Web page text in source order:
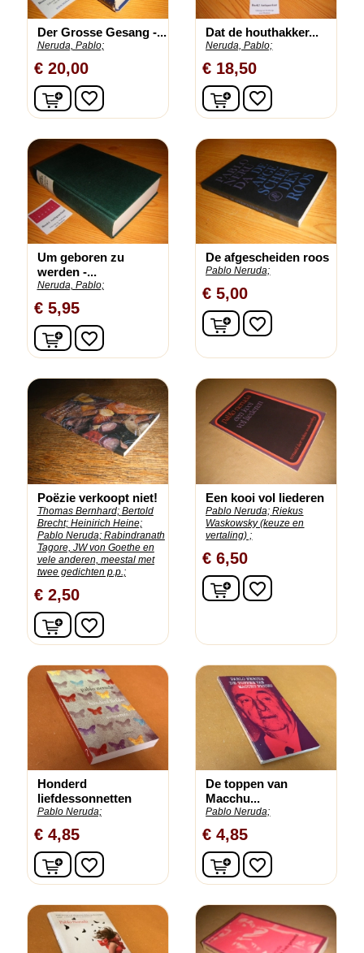
Der Grosse Gesang -...
Neruda, Pablo;
€ 20,00
In winkelwagen
favorite_border
Dat de houthakker...
Neruda, Pablo;
€ 18,50
In winkelwagen
favorite_border
Um geboren zu
werden -...
Neruda, Pablo;
€ 5,95
In winkelwagen
favorite_border
De afgescheiden roos
Pablo Neruda;
€ 5,00
In winkelwagen
favorite_border
Poëzie verkoopt niet!
Thomas Bernhard; Bertold
Brecht; Heinirich Heine;
Pablo Neruda; Rabindranath
Tagore, JW von Goethe en
vele anderen, meestal met
twee gedichten p.p.;
€ 2,50
In winkelwagen
favorite_border
Een kooi vol liederen
Pablo Neruda; Riekus
Waskowsky (keuze en
vertaling) ;
€ 6,50
In winkelwagen
favorite_border
Honderd
liefdessonnetten
Pablo Neruda;
€ 4,85
In winkelwagen
favorite_border
De toppen van
Macchu...
Pablo Neruda;
€ 4,85
In winkelwagen
favorite_border